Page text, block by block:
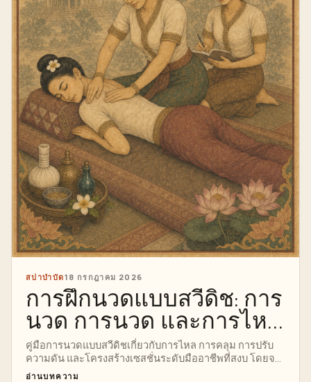
สปาบำบัด18 กรกฎาคม 2026
การฝึกนวดแบบสวีดิช: การ
นวด การนวด และการไหล
อย่างปลอดภัย
คู่มือการนวดแบบสวีดิชเกี่ยวกับการไหล การคลุม การปรับ
ความดัน และโครงสร้างเซสชั่นระดับมืออาชีพที่สงบ โดยจะ
แสดงสิ่งที่นักเรียนควรประเมิน ปรับตัว และหยุดก่อนที่
อ่านบทความ